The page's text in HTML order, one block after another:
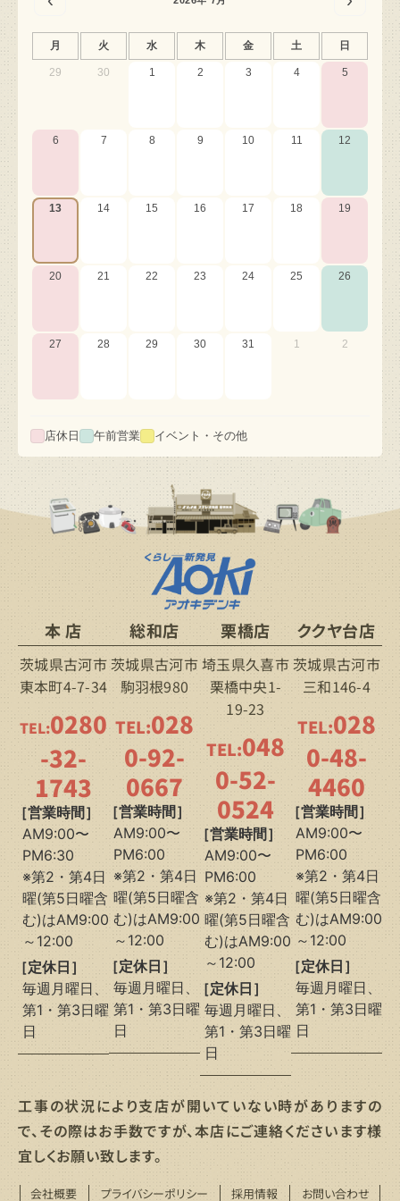
月 火 水 木 金 土 日
29 30 1 2 3 4 5
6 7 8 9 10 11 12
13 14 15 16 17 18 19
20 21 22 23 24 25 26
27 28 29 30 31 1 2
店休日 午前営業 イベント・その他
本 店
茨城県古河市
東本町4-7-34
TEL:0280
-32-
1743
［営業時間］
AM9:00〜
PM6:30
※第2・第4日
曜(第5日曜含
む)はAM9:00
～12:00
［定休日］
毎週月曜日、
第1・第3日曜
日
総和店
茨城県古河市
駒羽根980
TEL:028
0-92-
0667
［営業時間］
AM9:00〜
PM6:00
※第2・第4日
曜(第5日曜含
む)はAM9:00
～12:00
［定休日］
毎週月曜日、
第1・第3日曜
日
栗橋店
埼玉県久喜市
栗橋中央1-
19-23
TEL:048
0-52-
0524
［営業時間］
AM9:00〜
PM6:00
※第2・第4日
曜(第5日曜含
む)はAM9:00
～12:00
［定休日］
毎週月曜日、
第1・第3日曜
日
ククヤ台店
茨城県古河市
三和146-4
TEL:028
0-48-
4460
［営業時間］
AM9:00〜
PM6:00
※第2・第4日
曜(第5日曜含
む)はAM9:00
～12:00
［定休日］
毎週月曜日、
第1・第3日曜
日
工事の状況により支店が開いていない時がありますの
で、その際はお手数ですが、本店にご連絡くださいます様
宜しくお願い致します。
会社概要 プライバシーポリシー 採用情報 お問い合わせ